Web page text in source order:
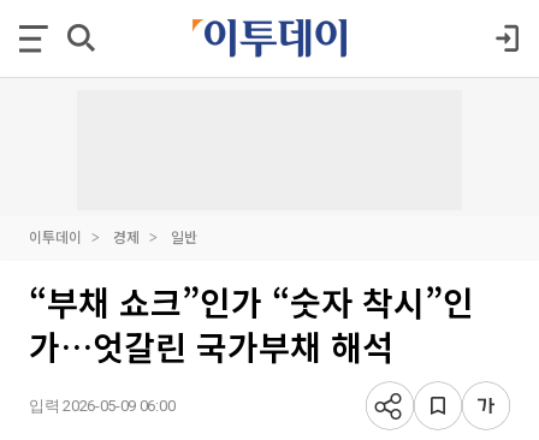
이투데이 경제 일반
“부채 쇼크”인가 “숫자 착시”인
가…엇갈린 국가부채 해석
입력 2026-05-09 06:00